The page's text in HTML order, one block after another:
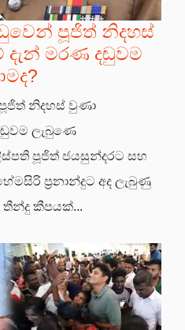
පූජිත් නිදහස්
දැන් මරණ දඬුවම
නිදහස් වුණා
ලැබුණෙ
පූජිත් ජයසුන්දරට සහ
ප්‍රනාන්දුට අද ලැබුණු
තීන්දු කීපයක්...